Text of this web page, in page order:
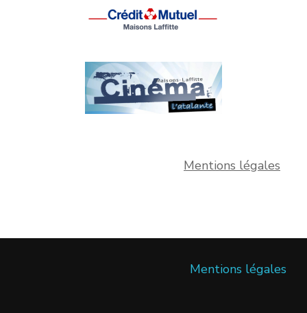
Mentions légales
Mentions légales